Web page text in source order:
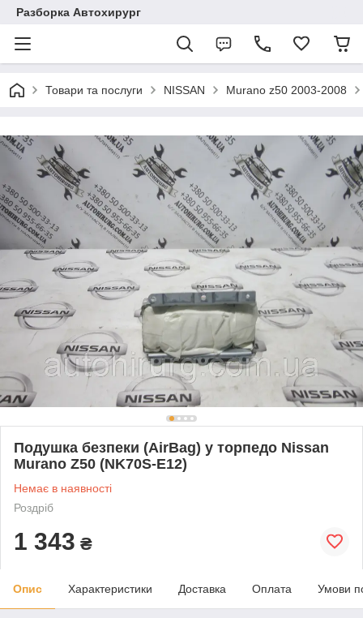
Разборка Автохирург
Товари та послуги NISSAN Murano z50 2003-2008
Подушка безпеки (AirBag) у торпедо Nissan
Murano Z50 (NK70S-E12)
Немає в наявності
Роздріб
1 343 ₴
Опис Характеристики Доставка Оплата Умови